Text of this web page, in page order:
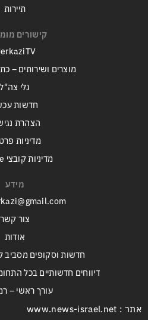
תיירות
קישורים
מוצרים ושירותים –
גלי צה"ל
חדשות
הצהרת
מדיניות
מדיניות קובצי Cookie
מידע
צור קשר
אודות
חדשות וסקופים מסביב
דיווחים חדשותיים בכל
עורך ראשי –
אתר : www.news-israel.net